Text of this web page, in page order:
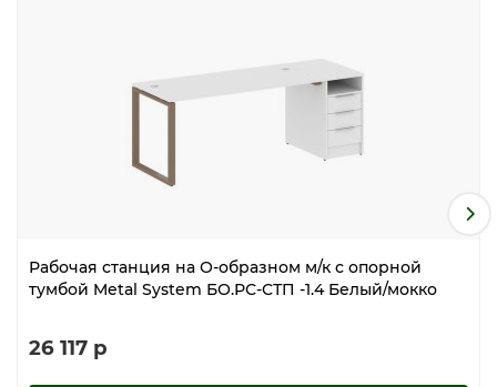
Рабочая станция на О-образном м/к с опорной
тумбой Metal System БО.РС-СТП -1.4 Белый/мокко
26 117 р